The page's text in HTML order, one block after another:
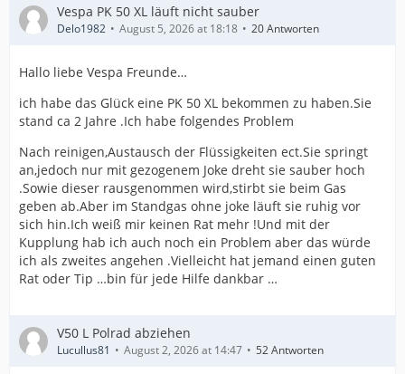
Vespa PK 50 XL läuft nicht sauber
Delo1982 August 5, 2026 at 18:18 20 Antworten
Hallo liebe Vespa Freunde…
ich habe das Glück eine PK 50 XL bekommen zu haben.Sie
stand ca 2 Jahre .Ich habe folgendes Problem
Nach reinigen,Austausch der Flüssigkeiten ect.Sie springt
an,jedoch nur mit gezogenem Joke dreht sie sauber hoch
.Sowie dieser rausgenommen wird,stirbt sie beim Gas
geben ab.Aber im Standgas ohne joke läuft sie ruhig vor
sich hin.Ich weiß mir keinen Rat mehr !Und mit der
Kupplung hab ich auch noch ein Problem aber das würde
ich als zweites angehen .Vielleicht hat jemand einen guten
Rat oder Tip …bin für jede Hilfe dankbar …
V50 L Polrad abziehen
Lucullus81 August 2, 2026 at 14:47 52 Antworten